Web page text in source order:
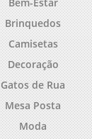
Brinquedos
Camisetas
Decoração
Gatos de Rua
Mesa Posta
Moda